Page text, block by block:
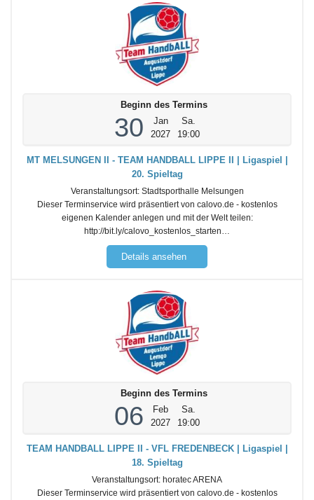
Beginn des Termins
30
Jan
2027
Sa.
19:00
MT MELSUNGEN II - TEAM HANDBALL LIPPE II | Ligaspiel |
20. Spieltag
Veranstaltungsort: Stadtsporthalle Melsungen
Dieser Terminservice wird präsentiert von calovo.de - kostenlos
eigenen Kalender anlegen und mit der Welt teilen:
http://bit.ly/calovo_kostenlos_starten…
Details ansehen
Beginn des Termins
06
Feb
2027
Sa.
19:00
TEAM HANDBALL LIPPE II - VFL FREDENBECK | Ligaspiel |
18. Spieltag
Veranstaltungsort: horatec ARENA
Dieser Terminservice wird präsentiert von calovo.de - kostenlos